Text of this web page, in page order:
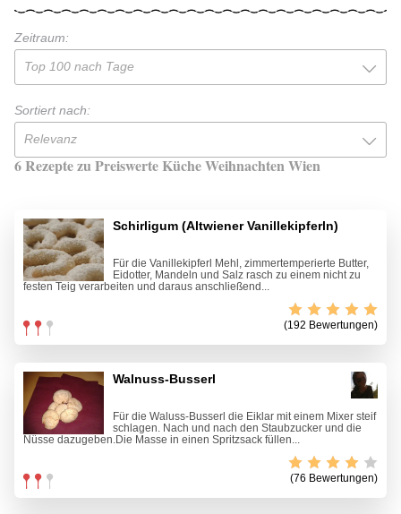
Zeitraum:
Top 100 nach Tage
Sortiert nach:
Relevanz
6 Rezepte zu Preiswerte Küche Weihnachten Wien
Schirligum (Altwiener Vanillekipferln)
Für die Vanillekipferl Mehl, zimmertemperierte Butter,
Eidotter, Mandeln und Salz rasch zu einem nicht zu
festen Teig verarbeiten und daraus anschließend...
(192 Bewertungen)
Walnuss-Busserl
Für die Waluss-Busserl die Eiklar mit einem Mixer steif
schlagen. Nach und nach den Staubzucker und die
Nüsse dazugeben.Die Masse in einen Spritzsack füllen...
(76 Bewertungen)